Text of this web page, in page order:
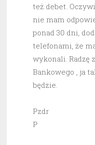
też debet.
nie mam
ponad 30 dni,
telefonami, że
wykonali. Radzę
Bankowego , ja
będzie.
Pzdr
P